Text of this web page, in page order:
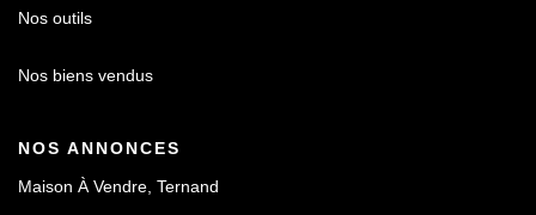
Nos outils
Nos biens vendus
NOS ANNONCES
Maison À Vendre, Ternand